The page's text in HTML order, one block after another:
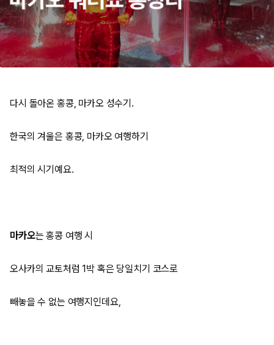
다시 돌아온 홍콩, 마카오 성수기.
한국의 겨울은 홍콩, 마카오 여행하기
최적의 시기예요.
마카오는 홍콩 여행 시
오사카의 교토처럼 1박 혹은 당일치기 코스로
빼놓을 수 없는 여행지인데요,